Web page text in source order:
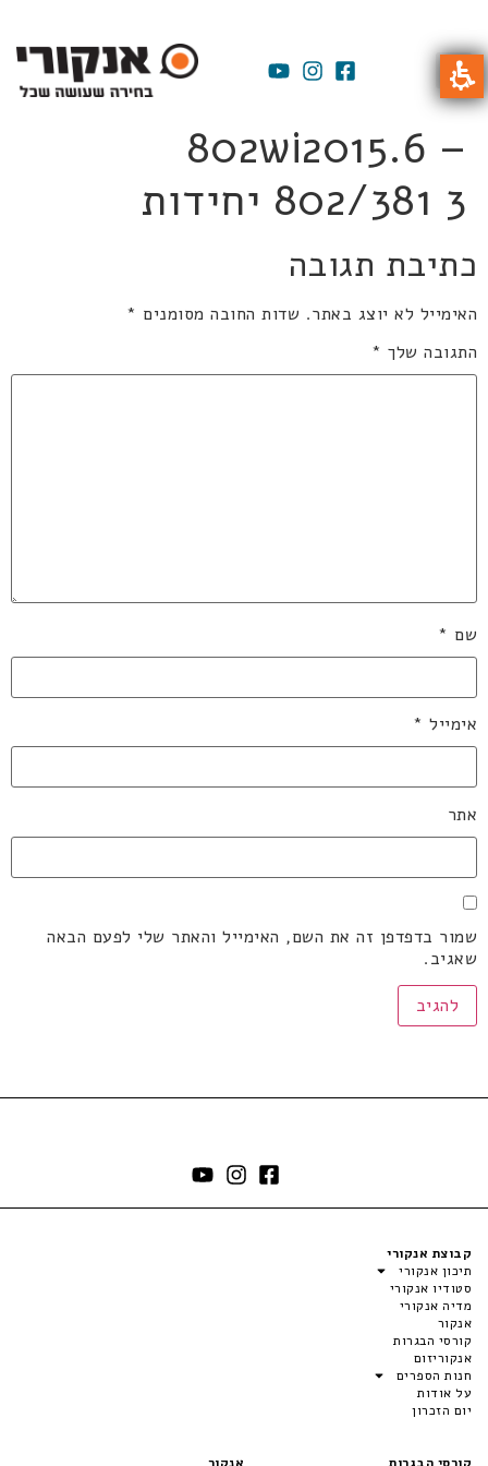
802wi2015.6 –
802/381 3 יחידות
כתיבת תגובה
האימייל לא יוצג באתר. שדות החובה מסומנים *
התגובה שלך *
שם *
אימייל *
אתר
שמור בדפדפן זה את השם, האימייל והאתר שלי לפעם הבאה
שאגיב.
קבוצת אנקורי
תיכון אנקורי
סטודיו אנקורי
מדיה אנקורי
אנקור
קורסי הבגרות
אנקוריזום
חנות הספרים
על אודות
יום הזכרון